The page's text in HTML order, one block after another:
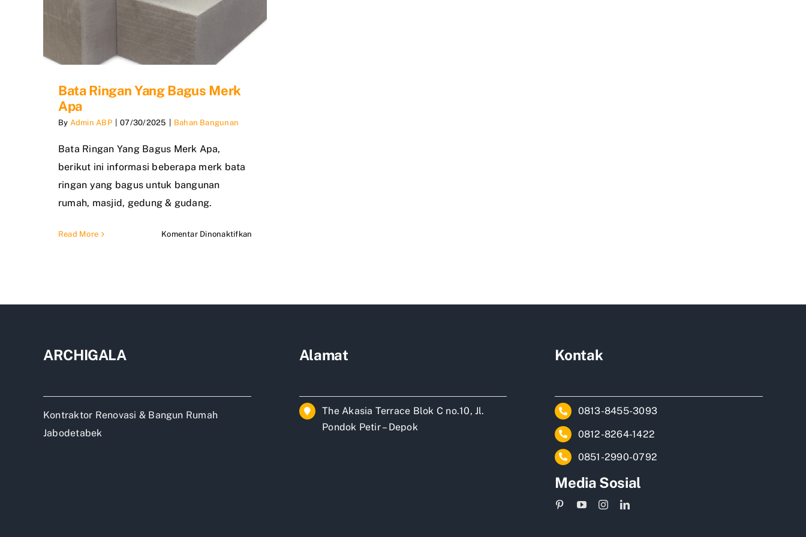
Bata Ringan Yang Bagus Merk
Apa
By Admin ABP 07/30/2025 Bahan Bangunan
Bata Ringan Yang Bagus Merk Apa,
berikut ini informasi beberapa merk bata
ringan yang bagus untuk bangunan
rumah, masjid, gedung & gudang.
Read More Komentar Dinonaktifkan
Merk
ARCHIGALA
Kontraktor Renovasi & Bangun Rumah
Jabodetabek
Alamat
The Akasia Terrace Blok C no.10, Jl.
Pondok Petir – Depok
Kontak
0813-8455-3093
0812-8264-1422
0851-2990-0792
Media Sosial